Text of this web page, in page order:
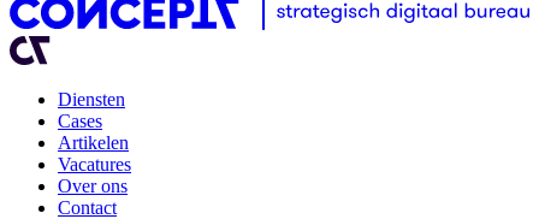
Diensten
Cases
Artikelen
Vacatures
Over ons
Contact